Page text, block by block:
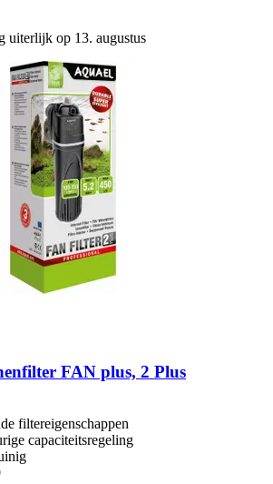
uiterlijk op 13. augustus
FAN plus, 2 Plus
filtereigenschappen
capaciteitsregeling